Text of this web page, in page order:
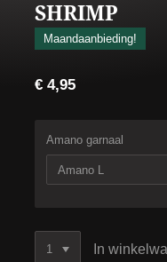
SHRIMP
Maandaanbieding!
€ 4,95
Amano garnaal
In